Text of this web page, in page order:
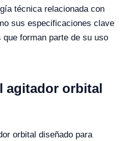
técnica relacionada con
sus especificaciones clave
forman parte de su uso
agitador orbital
orbital diseñado para